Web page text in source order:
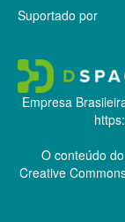
Suportado por
Empresa
O conteúdo
Creative